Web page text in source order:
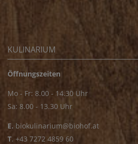
KULINARIUM
Öffnungszeiten
Mo - Fr: 8.00 - 14.30 Uhr
Sa: 8.00 - 13.30 Uhr
E. biokulinarium@biohof.at
T. +43 7272 4859 60